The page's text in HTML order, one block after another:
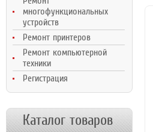
многофункциональных
устройств
Ремонт принтеров
Ремонт компьютерной
техники
Регистрация
Каталог товаров